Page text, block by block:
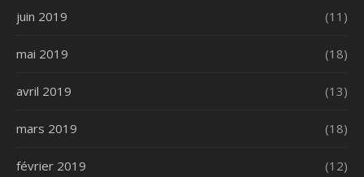
juin 2019 (11)
mai 2019 (18)
avril 2019 (13)
mars 2019 (18)
février 2019 (12)